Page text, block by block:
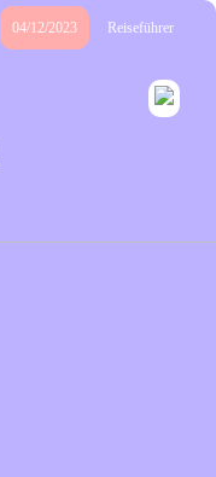
04/12/2023 Reiseführer